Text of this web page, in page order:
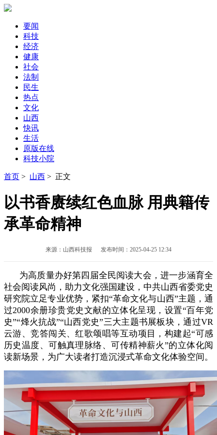
要闻
科技
经济
健康
社会
法制
民生
热点
文化
山西
快讯
生活
原版在线
科技小院
首页 > 山西 > 正文
以书香赓续红色血脉 用典籍传
承革命精神
来源：山西科技报 发布时间：2025-04-25 12:34
为高质量办好第四届全民阅读大会，进一步涵育全
社会阅读风尚，助力文化强国建设，中共山西省委党史
研究院立足专业优势，紧扣“革命文化与山西”主题，通
过2000余册珍贵党史文献的立体化呈现，设置“百年党
史”“烽火抗战”“山西党史”三大主题书展板块，通过VR
云游、竞答闯关、红歌颂唱等互动项目，构建起“可感
历史温度、可触真理脉络、可传精神薪火”的立体化阅
读新场景，为广大读者打造沉浸式革命文化体验空间。